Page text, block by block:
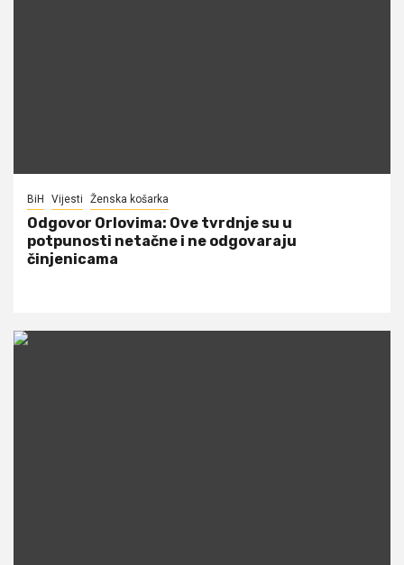
BiH Vijesti Ženska košarka
Odgovor Orlovima: ​Ove tvrdnje su u
potpunosti netačne i ne odgovaraju
činjenicama